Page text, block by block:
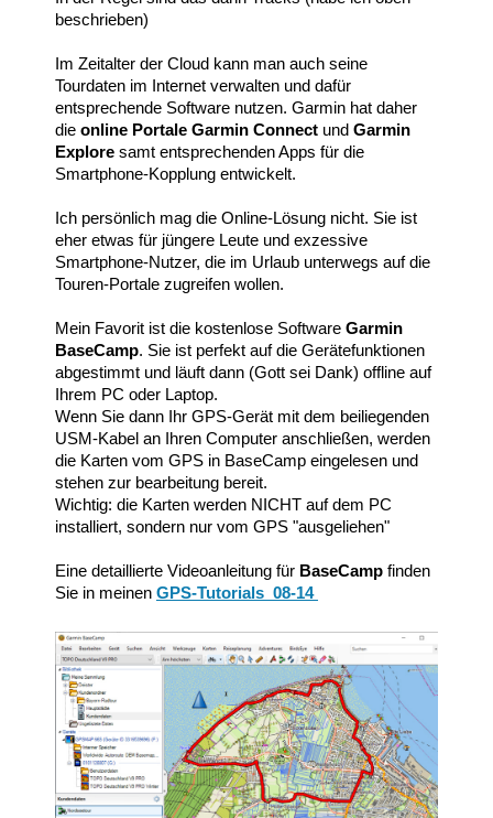
beschrieben)
Im Zeitalter der Cloud kann man auch seine
Tourdaten im Internet verwalten und dafür
entsprechende Software nutzen. Garmin hat daher
die online Portale Garmin Connect und Garmin
Explore samt entsprechenden Apps für die
Smartphone-Kopplung entwickelt.
Ich persönlich mag die Online-Lösung nicht. Sie ist
eher etwas für jüngere Leute und exzessive
Smartphone-Nutzer, die im Urlaub unterwegs auf die
Touren-Portale zugreifen wollen.
Mein Favorit ist die kostenlose Software Garmin
BaseCamp. Sie ist perfekt auf die Gerätefunktionen
abgestimmt und läuft dann (Gott sei Dank) offline auf
Ihrem PC oder Laptop.
Wenn Sie dann Ihr GPS-Gerät mit dem beiliegenden
USM-Kabel an Ihren Computer anschließen, werden
die Karten vom GPS in BaseCamp eingelesen und
stehen zur bearbeitung bereit.
Wichtig: die Karten werden NICHT auf dem PC
installiert, sondern nur vom GPS "ausgeliehen"
Eine detaillierte Videoanleitung für BaseCamp finden
Sie in meinen GPS-Tutorials_08-14